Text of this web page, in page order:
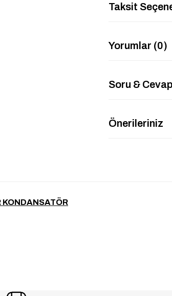
Taksit
Yorumlar (0)
Soru & Cevap
Önerileriniz